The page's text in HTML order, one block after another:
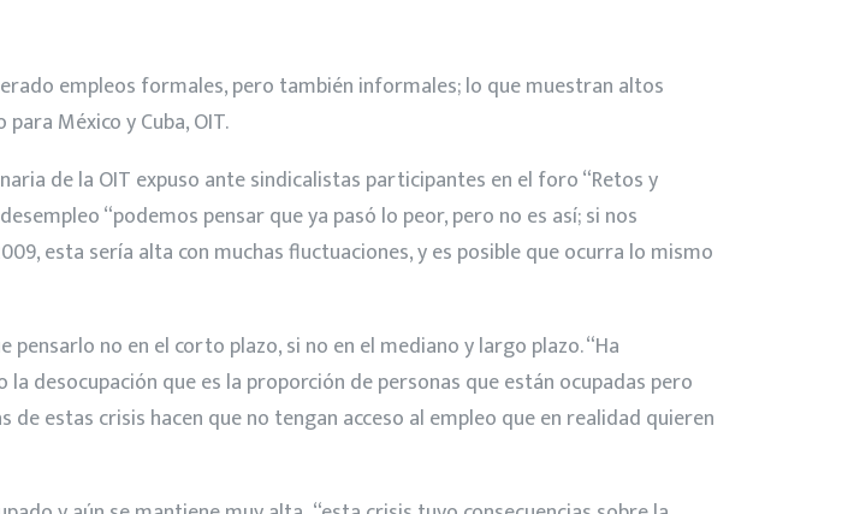
empleos formales, pero también informales; lo que muestran altos
México y Cuba, OIT.
de la OIT expuso ante sindicalistas participantes en el foro “Retos y
“podemos pensar que ya pasó lo peor, pero no es así; si nos
esta sería alta con muchas fluctuaciones, y es posible que ocurra lo mismo
no en el corto plazo, si no en el mediano y largo plazo. “Ha
desocupación que es la proporción de personas que están ocupadas pero
estas crisis hacen que no tengan acceso al empleo que en realidad quieren